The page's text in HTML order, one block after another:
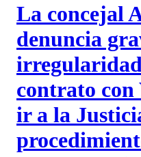
La concejal
denuncia
contrato
ir a la